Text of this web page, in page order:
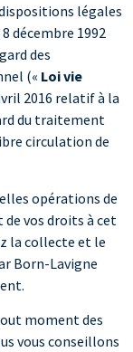
légales
décembre 1992
des
(« Loi vie
2016 relatif à la
du traitement
circulation de
opérations de
vos droits à cet
la collecte et le
Born-Lavigne
moment des
vous conseillons